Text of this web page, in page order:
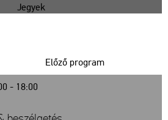
Jegyek
- 18:00
Előző program